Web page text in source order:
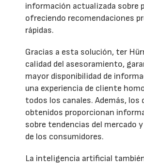
información actualizada sobre
ofreciendo recomendaciones
rápidas.
Gracias a esta solución, ter
calidad del asesoramiento,
mayor disponibilidad de
una experiencia de cliente
todos los canales. Además, los
obtenidos proporcionan
sobre tendencias del mercado
de los consumidores.
La inteligencia artificial